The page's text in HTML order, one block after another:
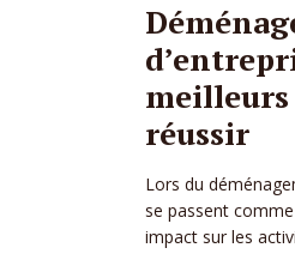
réussir
Lors du
se passent
impact sur les